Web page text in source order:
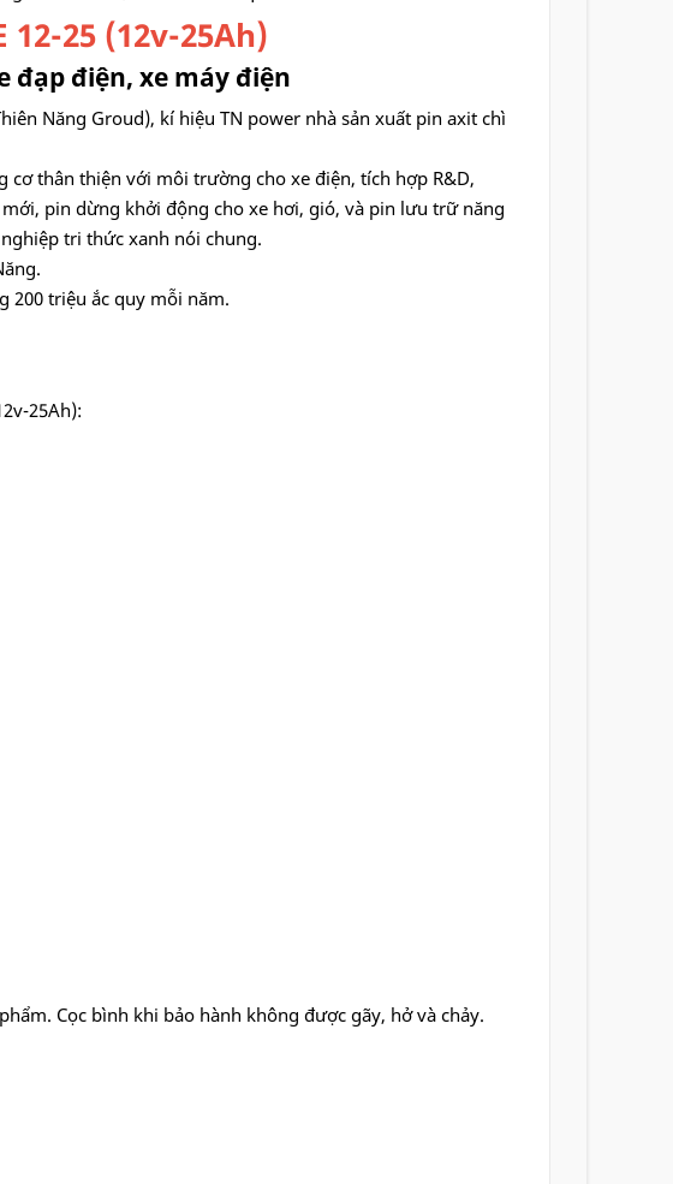
25 (12v-25Ah)
đạp điện, xe máy điện
Năng Groud), kí hiệu TN power nhà sản xuất pin axit chì
thân thiện với môi trường cho xe điện, tích hợp R&D,
pin dừng khởi động cho xe hơi, gió, và pin lưu trữ năng
tri thức xanh nói chung.
200 triệu ắc quy mỗi năm.
25Ah):
Cọc bình khi bảo hành không được gãy, hở và chảy.